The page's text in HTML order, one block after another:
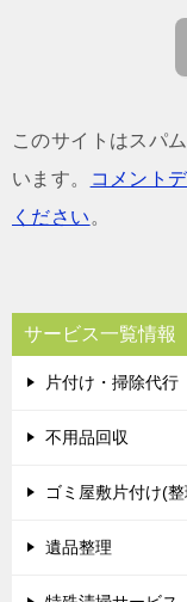
このサイトはスパ
います。
コメント
ください 。
サービス一覧情報
片付け・掃除代行
不用品回収
ゴミ屋敷片付け(
遺品整理